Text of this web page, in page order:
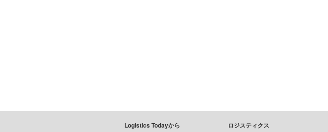
Logistics Todayから ロジスティクス